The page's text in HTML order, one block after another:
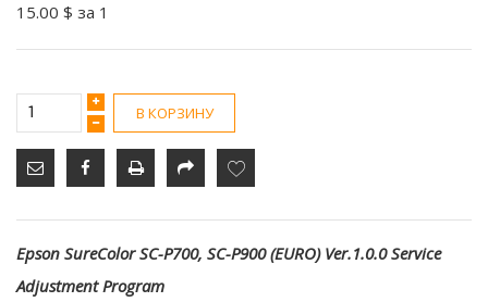
15.00 $ за 1
В КОРЗИНУ
Epson SureColor SC-P700, SC-P900 (EURO) Ver.1.0.0 Service
Adjustment Program